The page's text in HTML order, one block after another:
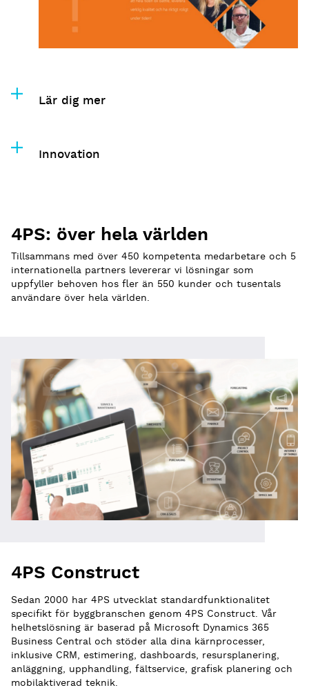
Lär dig mer
Innovation
4PS: över hela världen
Tillsammans med över 450 kompetenta medarbetare och 5
internationella partners levererar vi lösningar som
uppfyller behoven hos fler än 550 kunder och tusentals
användare över hela världen.
4PS Construct
Sedan 2000 har 4PS utvecklat standardfunktionalitet
specifikt för byggbranschen genom 4PS Construct. Vår
helhetslösning är baserad på Microsoft Dynamics 365
Business Central och stöder alla dina kärnprocesser,
inklusive CRM, estimering, dashboards, resursplanering,
anläggning, upphandling, fältservice, grafisk planering och
mobilaktiverad teknik.